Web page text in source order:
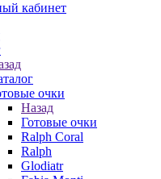
кабинет
очки
Назад
Готовые очки
Ralph Coral
Ralph
Glodiatr